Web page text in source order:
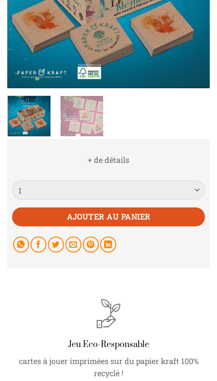
+ de détails
Quantité
AJOUTER AU PANIER
Jeu Eco-Responsable
cartes à jouer imprimées sur du papier kraft 100%
recyclé !